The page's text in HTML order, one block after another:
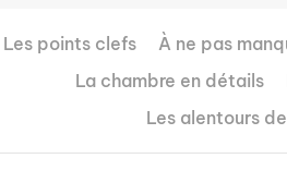
Les points clefs À ne pas
La chambre en détails
Les alentours